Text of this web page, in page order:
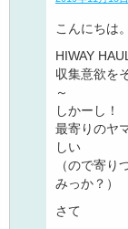
こんにちは。
HIWAY
収集意欲を
～
しかーし！
最寄りのヤ
しい
（ので寄り
みっか？）
さて